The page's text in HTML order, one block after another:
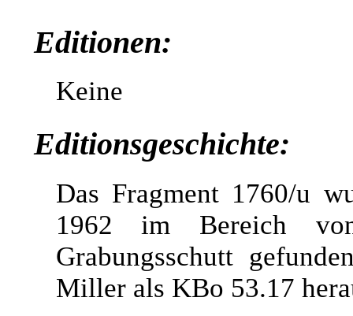
Editionen:
Keine
Editionsgeschichte:
Das Fragment 1760/u
1962 im Bereich
Grabungsschutt
Miller als KBo 53.17